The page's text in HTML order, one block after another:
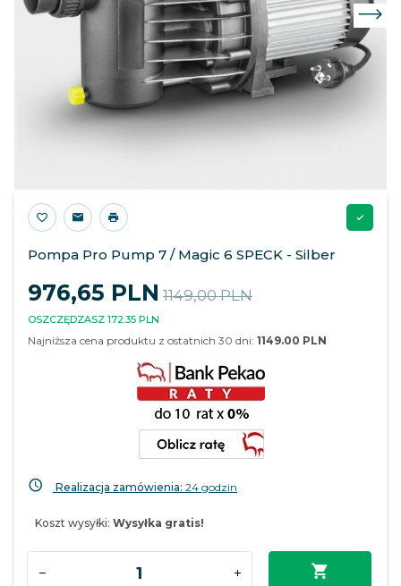
Pompa Pro Pump 7 / Magic 6 SPECK - Silber
976,65 PLN 1149,00 PLN
OSZCZĘDZASZ 172.35 PLN
Najniższa cena produktu z ostatnich 30 dni: 1149.00 PLN
Realizacja zamówienia: 24 godzin
Koszt wysyłki: Wysyłka gratis!